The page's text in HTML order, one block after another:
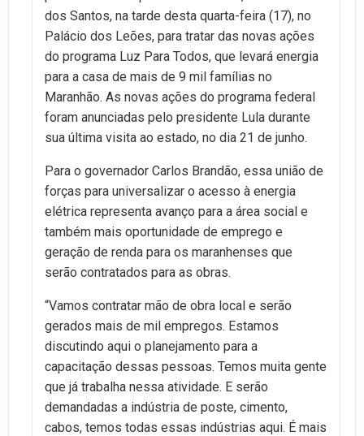
dos Santos, na tarde desta quarta-feira (17), no
Palácio dos Leões, para tratar das novas ações
do programa Luz Para Todos, que levará energia
para a casa de mais de 9 mil famílias no
Maranhão. As novas ações do programa federal
foram anunciadas pelo presidente Lula durante
sua última visita ao estado, no dia 21 de junho.
Para o governador Carlos Brandão, essa união de
forças para universalizar o acesso à energia
elétrica representa avanço para a área social e
também mais oportunidade de emprego e
geração de renda para os maranhenses que
serão contratados para as obras.
“Vamos contratar mão de obra local e serão
gerados mais de mil empregos. Estamos
discutindo aqui o planejamento para a
capacitação dessas pessoas. Temos muita gente
que já trabalha nessa atividade. E serão
demandadas a indústria de poste, cimento,
cabos, temos todas essas indústrias aqui. É mais